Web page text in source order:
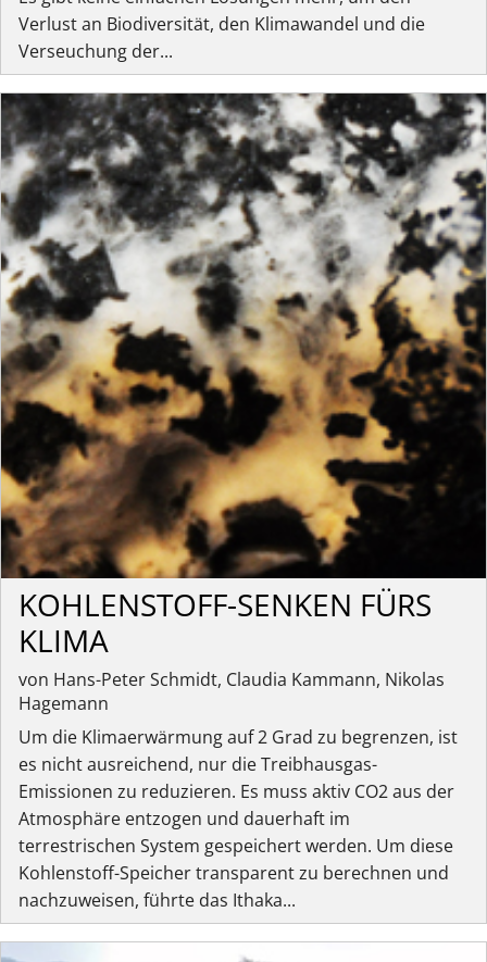
Verlust an Biodiversität, den Klimawandel und die
Verseuchung der...
KOHLENSTOFF-SENKEN FÜRS
KLIMA
von Hans-Peter Schmidt, Claudia Kammann, Nikolas
Hagemann
Um die Klimaerwärmung auf 2 Grad zu begrenzen, ist
es nicht ausreichend, nur die Treibhausgas-
Emissionen zu reduzieren. Es muss aktiv CO2 aus der
Atmosphäre entzogen und dauerhaft im
terrestrischen System gespeichert werden. Um diese
Kohlenstoff-Speicher transparent zu berechnen und
nachzuweisen, führte das Ithaka...